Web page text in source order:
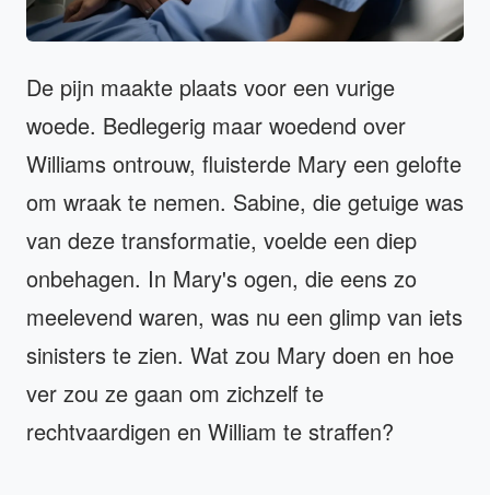
De pijn maakte plaats voor een vurige
woede. Bedlegerig maar woedend over
Williams ontrouw, fluisterde Mary een gelofte
om wraak te nemen. Sabine, die getuige was
van deze transformatie, voelde een diep
onbehagen. In Mary's ogen, die eens zo
meelevend waren, was nu een glimp van iets
sinisters te zien. Wat zou Mary doen en hoe
ver zou ze gaan om zichzelf te
rechtvaardigen en William te straffen?